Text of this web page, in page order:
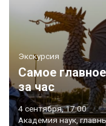
Экскурсия
Самое
за час
4 сентября, 17:00
Академия наук,